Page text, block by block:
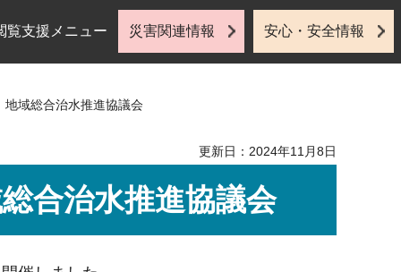
覧支援メニュー 災害関連情報 安心・安全情報
域総合治水推進協議会
更新日：2024年11月8日
合治水推進協議会